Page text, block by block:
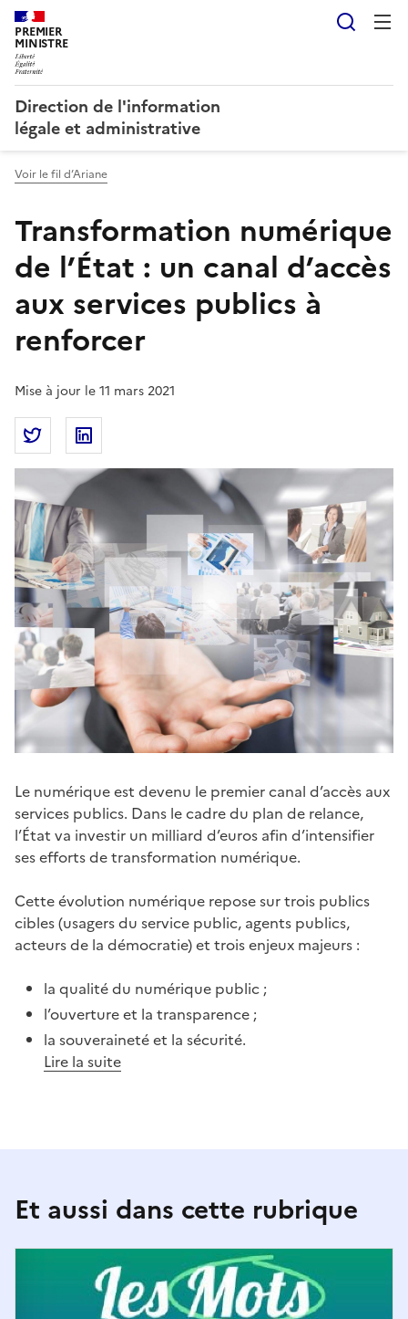
PREMIER
MINISTRE
Direction de l'information
légale et administrative
Voir le fil d’Ariane
Transformation numérique
de l’État : un canal d’accès
aux services publics à
renforcer
Mise à jour le 11 mars 2021
Partager la page
Partager Transformation numérique de l’État : un
Le numérique est devenu le premier canal d’accès aux
services publics. Dans le cadre du plan de relance,
l’État va investir un milliard d’euros afin d’intensifier
ses efforts de transformation numérique.
Cette évolution numérique repose sur trois publics
cibles (usagers du service public, agents publics,
acteurs de la démocratie) et trois enjeux majeurs :
la qualité du numérique public ;
l’ouverture et la transparence ;
la souveraineté et la sécurité.
Lire la suite
Et aussi dans cette rubrique